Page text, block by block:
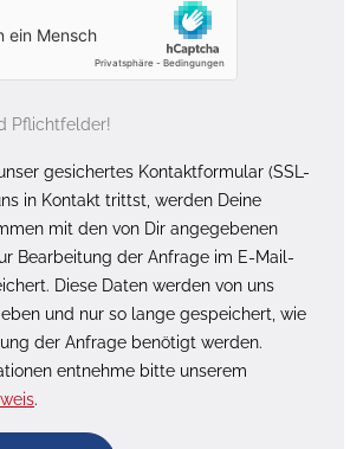
Pflichtfelder!
gesichertes Kontaktformular (SSL-
in Kontakt trittst, werden Deine
mit den von Dir angegebenen
Bearbeitung der Anfrage im E-Mail-
Diese Daten werden von uns
und nur so lange gespeichert, wie
der Anfrage benötigt werden.
entnehme bitte unserem
.